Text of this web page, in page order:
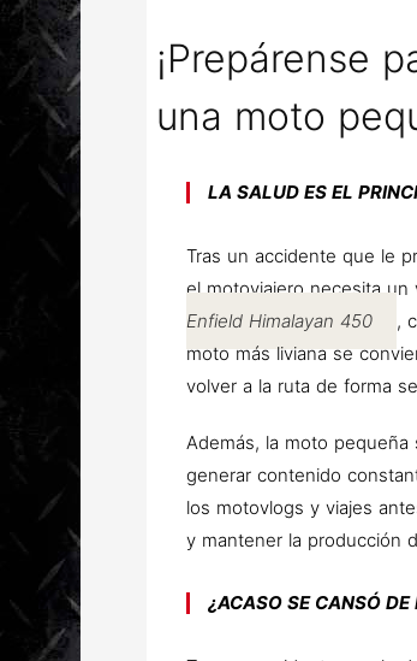
¡Prepárense
una moto
LA SALUD ES EL
Tras un accidente que le
el motoviajero necesita un
Enfield Himalayan 450
,
moto más liviana se
volver a la ruta de forma
Además, la moto pequeña
generar contenido
los motovlogs y viajes
y mantener la producción
¿ACASO SE CANSÓ